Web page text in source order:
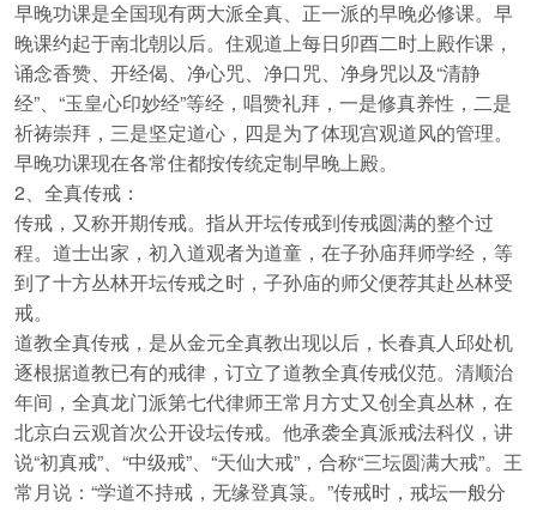
早晚功课是全国现有两大派全真、正一派的早晚必修课。早
晚课约起于南北朝以后。住观道上每日卯酉二时上殿作课，
诵念香赞、开经偈、净心咒、净口咒、净身咒以及“清静
经”、“玉皇心印妙经”等经，唱赞礼拜，一是修真养性，二是
祈祷崇拜，三是坚定道心，四是为了体现宫观道风的管理。
早晚功课现在各常住都按传统定制早晚上殿。
2、全真传戒：
传戒，又称开期传戒。指从开坛传戒到传戒圆满的整个过
程。道士出家，初入道观者为道童，在子孙庙拜师学经，等
到了十方丛林开坛传戒之时，子孙庙的师父便荐其赴丛林受
戒。
道教全真传戒，是从金元全真教出现以后，长春真人邱处机
逐根据道教已有的戒律，订立了道教全真传戒仪范。清顺治
年间，全真龙门派第七代律师王常月方丈又创全真丛林，在
北京白云观首次公开设坛传戒。他承袭全真派戒法科仪，讲
说“初真戒”、“中级戒”、“天仙大戒”，合称“三坛圆满大戒”。王
常月说：“学道不持戒，无缘登真箓。”传戒时，戒坛一般分